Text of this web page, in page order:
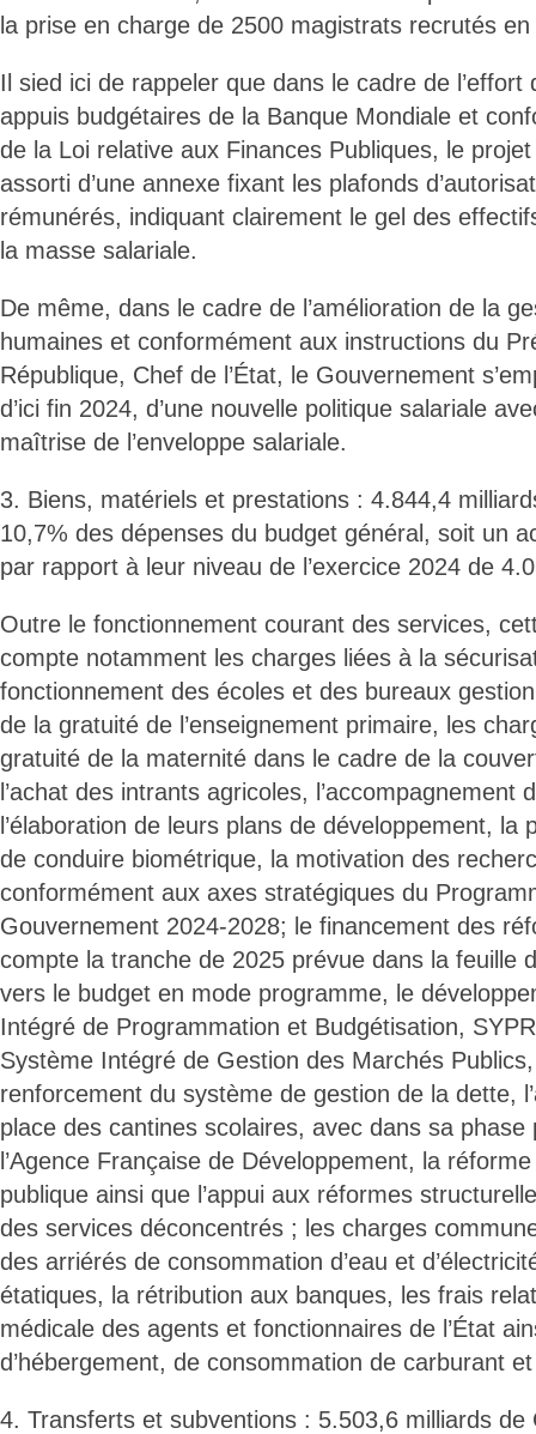
la prise en charge de 2500 magistrats recrutés
Il sied ici de rappeler que dans le cadre de l’effort
appuis budgétaires de la Banque Mondiale et
de la Loi relative aux Finances Publiques, le
assorti d’une annexe fixant les plafonds
rémunérés, indiquant clairement le gel des
la masse salariale.
De même, dans le cadre de l’amélioration de la
humaines et conformément aux instructions du
République, Chef de l’État, le Gouvernement
d’ici fin 2024, d’une nouvelle politique salariale
maîtrise de l’enveloppe salariale.
3. Biens, matériels et prestations : 4.844,4
10,7% des dépenses du budget général, soit un
par rapport à leur niveau de l’exercice 2024 de
Outre le fonctionnement courant des services,
compte notamment les charges liées à la
fonctionnement des écoles et des bureaux
de la gratuité de l’enseignement primaire, les
gratuité de la maternité dans le cadre de la
l’achat des intrants agricoles, l’accompagnement
l’élaboration de leurs plans de développement, la
de conduire biométrique, la motivation des
conformément aux axes stratégiques du
Gouvernement 2024-2028; le financement des
compte la tranche de 2025 prévue dans la feuille
vers le budget en mode programme, le
Intégré de Programmation et Budgétisation,
Système Intégré de Gestion des Marchés
renforcement du système de gestion de la dette,
place des cantines scolaires, avec dans sa phase
l’Agence Française de Développement, la
publique ainsi que l’appui aux réformes
des services déconcentrés ; les charges
des arriérés de consommation d’eau et
étatiques, la rétribution aux banques, les frais
médicale des agents et fonctionnaires de l’État
d’hébergement, de consommation de carburant
4. Transferts et subventions : 5.503,6 milliards de